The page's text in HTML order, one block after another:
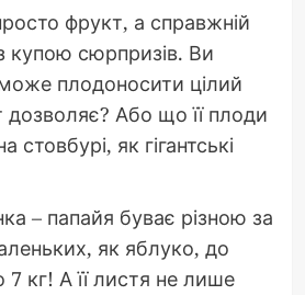
фрукт, а справжній
купою сюрпризів. Ви
плодоносити цілий
дозволяє? Або що її плоди
як гігантські
– папайя буває різною за
як яблуко, до
7 кг! А її листя не лише